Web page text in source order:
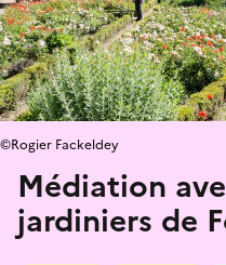
Médiation
jardiniers de
©Rogier Fackeldey